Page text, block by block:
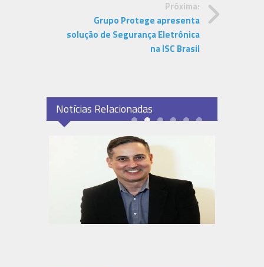
Próxima:
Grupo Protege apresenta
solução de Segurança Eletrônica
na ISC Brasil
Notícias Relacionadas